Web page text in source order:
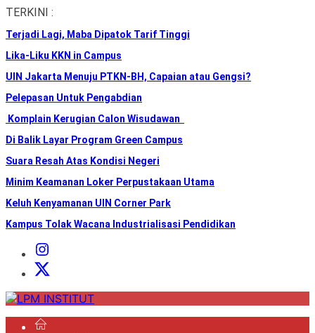
Skip
the
content
TERKINI :
Terjadi Lagi, Maba Dipatok Tarif Tinggi
Lika-Liku KKN in Campus
UIN Jakarta Menuju PTKN-BH, Capaian atau Gengsi?
Pelepasan Untuk Pengabdian
Komplain Kerugian Calon Wisudawan
Di Balik Layar Program Green Campus
Suara Resah Atas Kondisi Negeri
Minim Keamanan Loker Perpustakaan Utama
Keluh Kenyamanan UIN Corner Park
Kampus Tolak Wacana Industrialisasi Pendidikan
Instagram
Institut
X
LPM